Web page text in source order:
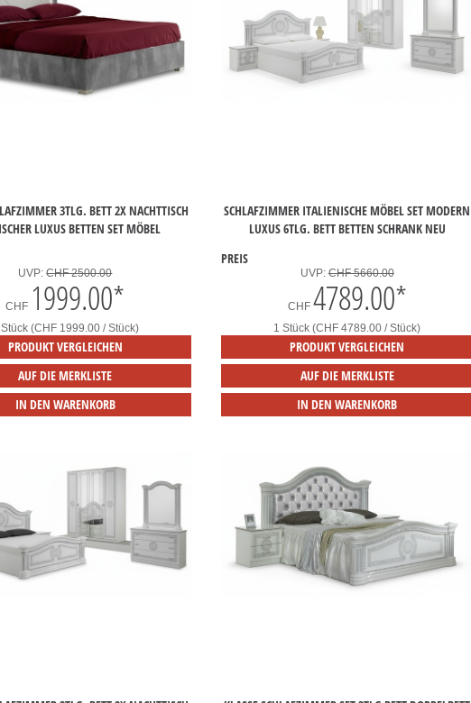
3TLG. BETT 2X NACHTTISCH
LUXUS BETTEN SET MÖBEL
UVP:CHF 2500.00
CHF 1999.00*
(CHF 1999.00 / Stück)
PRODUKT VERGLEICHEN
AUF DIE MERKLISTE
IN DEN WARENKORB
SCHLAFZIMMER ITALIENISCHE MÖBEL SET MODERN
LUXUS 6TLG. BETT BETTEN SCHRANK NEU
PREIS
UVP:CHF 5660.00
CHF 4789.00*
1 Stück (CHF 4789.00 / Stück)
PRODUKT VERGLEICHEN
AUF DIE MERKLISTE
IN DEN WARENKORB